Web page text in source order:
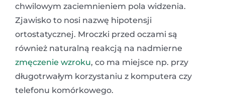
chwilowym zaciemnieniem pola widzenia.
Zjawisko to nosi nazwę hipotensji
ortostatycznej. Mroczki przed oczami są
również naturalną reakcją na nadmierne
zmęczenie wzroku, co ma miejsce np. przy
długotrwałym korzystaniu z komputera czy
telefonu komórkowego.